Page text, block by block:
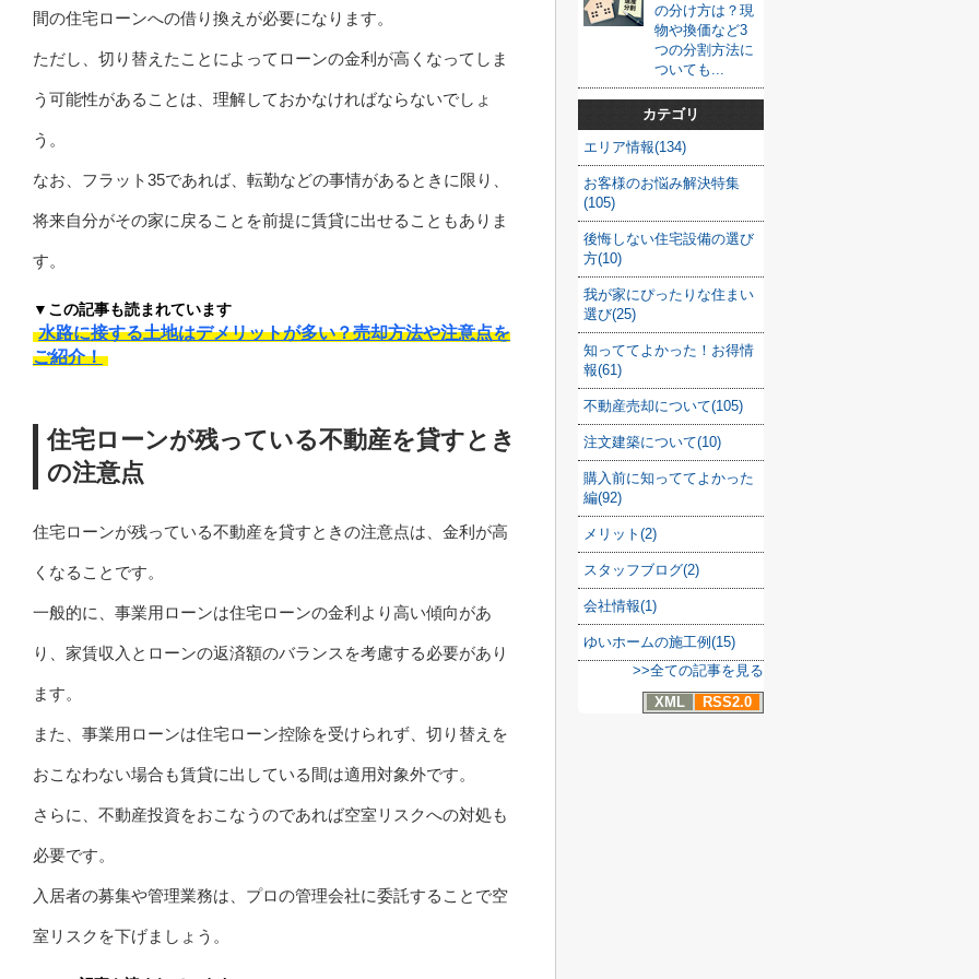
間の住宅ローンへの借り換えが必要になります。
ただし、切り替えたことによってローンの金利が高くなってしま
う可能性があることは、理解しておかなければならないでしょ
う。
なお、フラット35であれば、転勤などの事情があるときに限り、
将来自分がその家に戻ることを前提に賃貸に出せることもありま
す。
▼この記事も読まれています
水路に接する土地はデメリットが多い？売却方法や注意点を
ご紹介！
住宅ローンが残っている不動産を貸すとき
の注意点
住宅ローンが残っている不動産を貸すときの注意点は、金利が高
くなることです。
一般的に、事業用ローンは住宅ローンの金利より高い傾向があ
り、家賃収入とローンの返済額のバランスを考慮する必要があり
ます。
また、事業用ローンは住宅ローン控除を受けられず、切り替えを
おこなわない場合も賃貸に出している間は適用対象外です。
さらに、不動産投資をおこなうのであれば空室リスクへの対処も
必要です。
入居者の募集や管理業務は、プロの管理会社に委託することで空
室リスクを下げましょう。
の分け方は？現
物や換価など3
つの分割方法に
ついても...
カテゴリ
エリア情報(134)
お客様のお悩み解決特集
(105)
後悔しない住宅設備の選び
方(10)
我が家にぴったりな住まい
選び(25)
知っててよかった！お得情
報(61)
不動産売却について(105)
注文建築について(10)
購入前に知っててよかった
編(92)
メリット(2)
スタッフブログ(2)
会社情報(1)
ゆいホームの施工例(15)
>>全ての記事を見る
XML
RSS2.0